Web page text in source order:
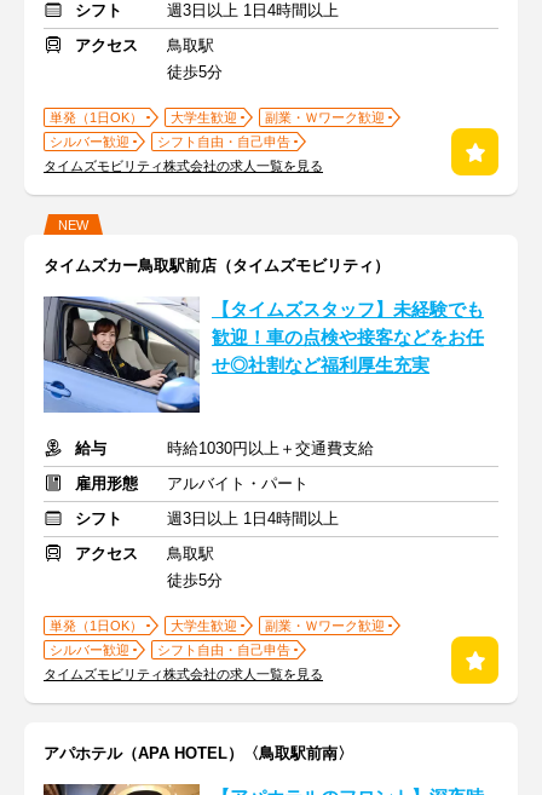
シフト
週3日以上 1日4時間以上
アクセス
鳥取駅
徒歩5分
単発（1日OK） 大学生歓迎
副業・Ｗワーク歓迎
シルバー歓迎
シフト自由・自己申告
タイムズモビリティ株式会社の求人一覧を見る
NEW
タイムズカー鳥取駅前店（タイムズモビリティ）
【タイムズスタッフ】未経験でも
歓迎！車の点検や接客などをお任
せ◎社割など福利厚生充実
給与
時給1030円以上＋交通費支給
雇用形態
アルバイト・パート
シフト
週3日以上 1日4時間以上
アクセス
鳥取駅
徒歩5分
単発（1日OK） 大学生歓迎
副業・Ｗワーク歓迎
シルバー歓迎
シフト自由・自己申告
タイムズモビリティ株式会社の求人一覧を見る
アパホテル（APA HOTEL）〈鳥取駅前南〉